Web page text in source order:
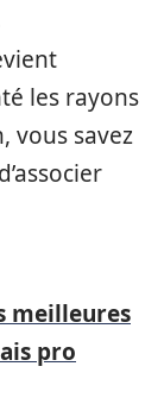
les rayons
vous savez
meilleures
pro